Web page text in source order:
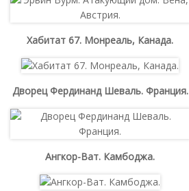
Хабитат 67. Монреаль, Канада.
Дворец Фердинанд Шеваль. Франция.
Ангкор-Ват. Камбоджа.